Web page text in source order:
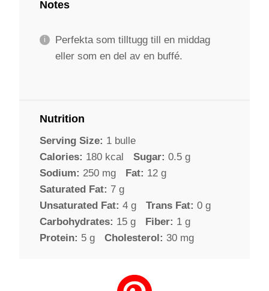
Notes
Perfekta som tilltugg till en middag
eller som en del av en buffé.
Nutrition
Serving Size: 1 bulle
Calories: 180 kcal Sugar: 0.5 g
Sodium: 250 mg Fat: 12 g
Saturated Fat: 7 g
Unsaturated Fat: 4 g Trans Fat: 0 g
Carbohydrates: 15 g Fiber: 1 g
Protein: 5 g Cholesterol: 30 mg